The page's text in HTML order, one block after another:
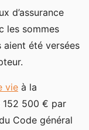
d’assurance
les sommes
aient été versées
vie à la
152 500 € par
Code général